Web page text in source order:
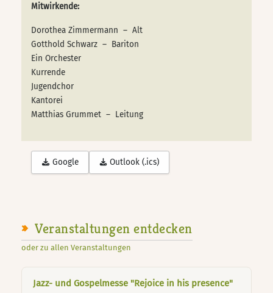
Mitwirkende:
Dorothea Zimmermann – Alt
Gotthold Schwarz – Bariton
Ein Orchester
Kurrende
Jugendchor
Kantorei
Matthias Grummet – Leitung
Google Outlook (.ics)
Veranstaltungen entdecken
oder zu allen Veranstaltungen
Jazz- und Gospelmesse "Rejoice in his presence"